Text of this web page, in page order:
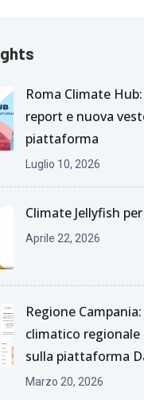
Roma Climate
report e nuova
piattaforma
Luglio 10, 2026
Climate Jellyfish per
Aprile 22, 2026
Regione
climatico
sulla piattaforma
Marzo 20, 2026